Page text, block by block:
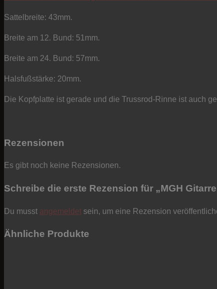
Sattelbreite: 43mm.
Breite am 12. Bund: 51mm.
Breite am 24. Bund: 57mm.
Halsfußstärke: 20mm.
Die Kopfplatte ist gerade und die Trussrod-Rinne ist auch
Rezensionen
Es gibt noch keine Rezensionen.
Schreibe die erste Rezension für „MGH
Du musst angemeldet sein, um eine Rezension
Ähnliche Produkte